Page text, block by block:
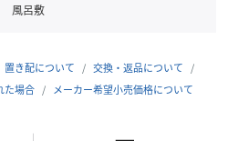
厚み8mm
風呂敷
置き配について
交換・返品について
た場合
メーカー希望小売価格について